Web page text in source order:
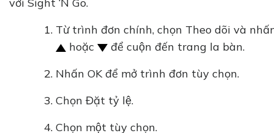
Từ trình đơn chính, chọn Theo dõi và
hoặc
để cuộn đến trang la bàn.
Nhấn OK để mở trình đơn tùy chọn.
Chọn Đặt tỷ lệ.
Chọn một tùy chọn.